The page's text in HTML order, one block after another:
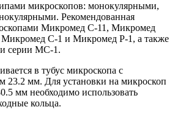
микроскопов: монокулярными,
Рекомендованная
Микромед С-11, Микромед
С-1 и Микромед Р-1, а также
серии МС-1.
в тубус микроскопа с
23.2 мм. Для установки на микроскоп
мм необходимо использовать
кольца.